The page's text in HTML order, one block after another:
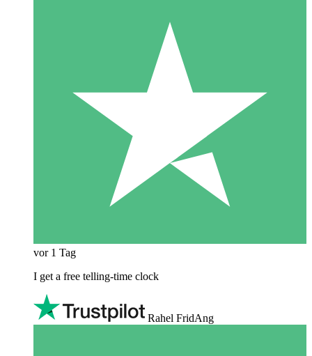
vor 1 Tag
I get a free telling-time clock
Rahel FridAng